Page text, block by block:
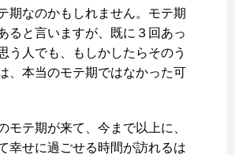
期なのかもしれません。モテ期
ると言いますが、既に３回あっ
う人でも、もしかしたらそのう
、本当のモテ期ではなかった可
モテ期が来て、今まで以上に、
幸せに過ごせる時間が訪れるは